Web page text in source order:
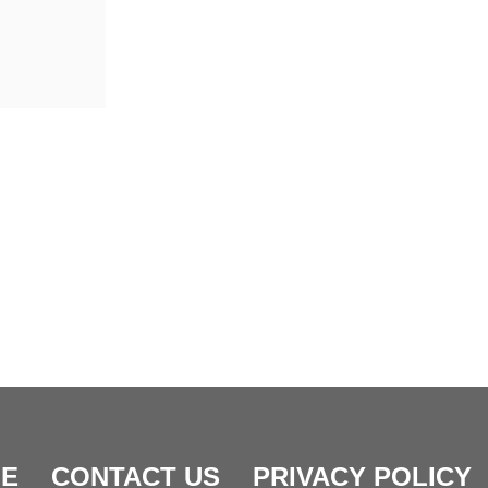
CONTACT US PRIVACY POLICY